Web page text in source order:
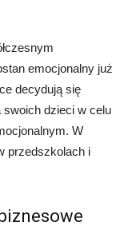
emocjonalny już
decydują się
dzieci w celu
W
przedszkolach i